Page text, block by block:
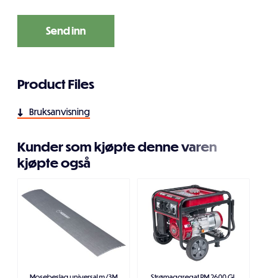
Product Files
Bruksanvisning
Kunder som kjøpte denne varen
kjøpte også